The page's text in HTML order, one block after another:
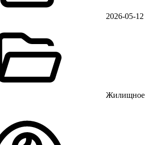
2026-05-12
Жилищное